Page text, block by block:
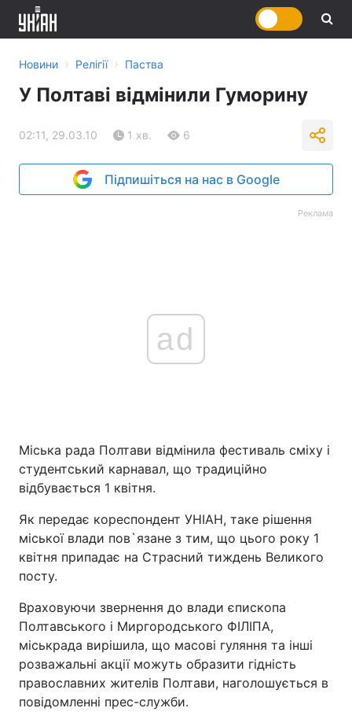
Новини › Релігії › Паства
У Полтаві відмінили Гуморину
02:11, 29.03.10 1 хв. 6
Підпишіться на нас в Google
Реклама
ad
Міська рада Полтави відмінила фестиваль сміху і
студентський карнавал, що традиційно
відбувається 1 квітня.
Як передає кореспондент УНІАН, таке рішення
міської влади пов`язане з тим, що цього року 1
квітня припадає на Страсний тиждень Великого
посту.
Враховуючи звернення до влади єпископа
Полтавського і Миргородського ФІЛІПА,
міськрада вирішила, що масові гуляння та інші
розважальні акції можуть образити гідність
православних жителів Полтави, наголошується в
повідомленні прес-служби.